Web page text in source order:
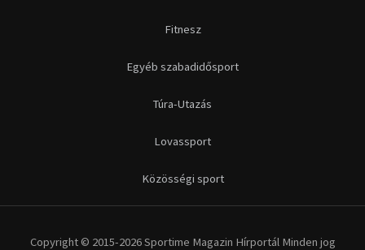
Fitnesz
Egyéb szabadidősport
Túra-Utazás
Lovassport
Közösségi sport
Copyright © 2015-2026 Sportime Magazin Hírportál Minden jog